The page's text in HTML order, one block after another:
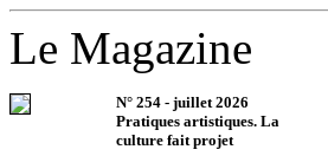
Le Magazine
N° 254 - juillet 2026
Pratiques artistiques. La
culture fait projet